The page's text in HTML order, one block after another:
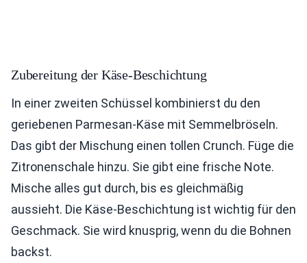
Zubereitung der Käse-Beschichtung
In einer zweiten Schüssel kombinierst du den
geriebenen Parmesan-Käse mit Semmelbröseln.
Das gibt der Mischung einen tollen Crunch. Füge die
Zitronenschale hinzu. Sie gibt eine frische Note.
Mische alles gut durch, bis es gleichmäßig
aussieht. Die Käse-Beschichtung ist wichtig für den
Geschmack. Sie wird knusprig, wenn du die Bohnen
backst.